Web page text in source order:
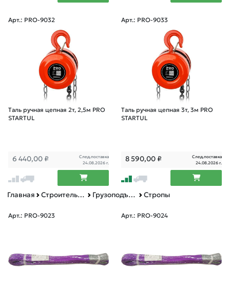
Арт.: PRO-9032
Таль ручная цепная 2т, 2,5м PRO
STARTUL
6 440,00 ₽
След.поставка
24.08.2026 г.
Арт.: PRO-9033
Таль ручная цепная 3т, 3м PRO
STARTUL
8 590,00₽
След.поставка
24.08.2026 г.
Главная Строительное оборудование Грузоподъемное оборудование Стропы
Арт.: PRO-9023 Арт.: PRO-9024